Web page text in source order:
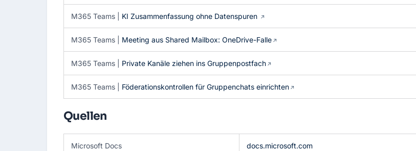
M365 Teams | KI Zusammenfassung ohne Datenspuren
M365 Teams | Meeting aus Shared Mailbox: OneDrive-Falle
M365 Teams | Private Kanäle ziehen ins Gruppenpostfach
M365 Teams | Föderationskontrollen für Gruppenchats einrichten
Quellen
Microsoft Docs docs.microsoft.com